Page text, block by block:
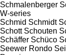
Schmalenberger
W-series
Schmid Schmidt
Schott Schouten
Schäffer Schüco
Seewer Rondo